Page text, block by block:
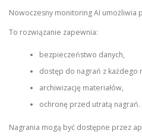
Nowoczesny monitoring AI umożliwia
To rozwiązanie zapewnia:
bezpieczeństwo danych,
dostęp do nagrań z każdego
archiwizację materiałów,
ochronę przed utratą nagrań.
Nagrania mogą być dostępne przez